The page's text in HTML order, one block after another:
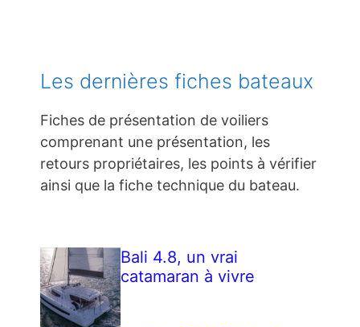
Les dernières fiches bateaux
Fiches de présentation de voiliers
comprenant une présentation, les
retours propriétaires, les points à vérifier
ainsi que la fiche technique du bateau.
Bali 4.8, un vrai
catamaran à vivre